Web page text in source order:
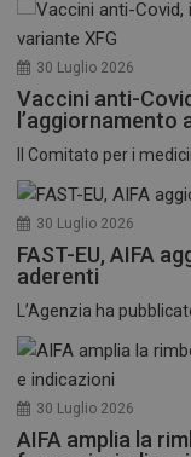
30 Luglio 2026
Vaccini anti-
l’aggiornamento
Il Comitato per i
30 Luglio 2026
FAST-EU, AIFA
aderenti
L’Agenzia ha
30 Luglio 2026
AIFA amplia la